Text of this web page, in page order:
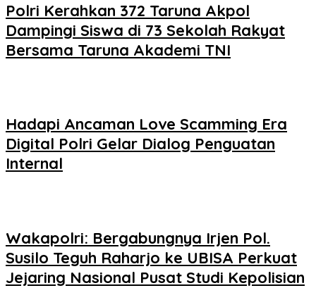
Polri Kerahkan 372 Taruna Akpol
Dampingi Siswa di 73 Sekolah Rakyat
Bersama Taruna Akademi TNI
Hadapi Ancaman Love Scamming Era
Digital Polri Gelar Dialog Penguatan
Internal
Wakapolri: Bergabungnya Irjen Pol.
Susilo Teguh Raharjo ke UBISA Perkuat
Jejaring Nasional Pusat Studi Kepolisian